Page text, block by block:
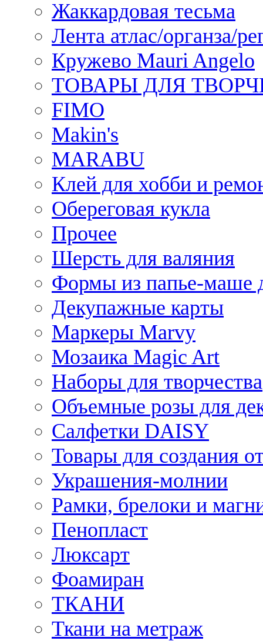
Жаккардовая тесьма
Лента атлас/органза/
Кружево Mauri Angelo
ТОВАРЫ ДЛЯ
FIMO
Makin's
MARABU
Клей для хобби и
Обереговая кукла
Прочее
Шерсть для валяния
Формы из папье-маше
Декупажные карты
Маркеры Marvy
Мозаика Magic Art
Наборы для творчества
Объемные розы для
Салфетки DAISY
Товары для создания
Украшения-молнии
Рамки, брелоки и
Пенопласт
Люксарт
Фоамиран
ТКАНИ
Ткани на метраж